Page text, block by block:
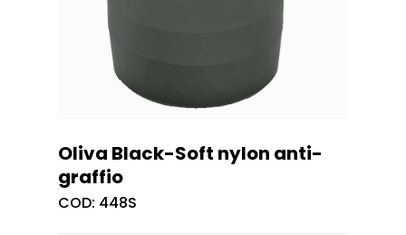
Oliva Black-Soft nylon anti-
graffio
COD: 448S